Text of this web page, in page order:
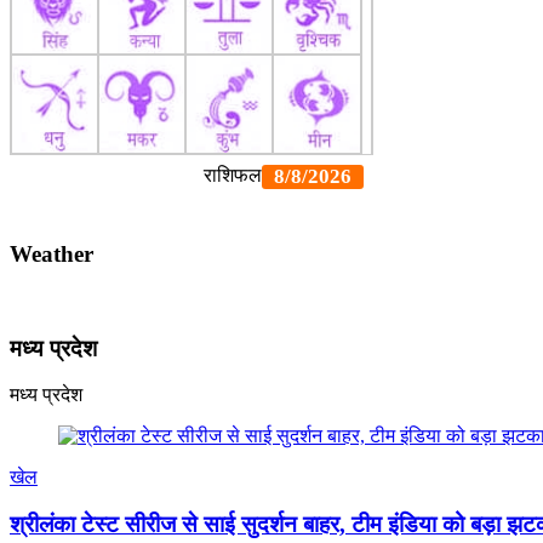
Weather
मध्य प्रदेश
मध्य प्रदेश
खेल
श्रीलंका टेस्ट सीरीज से साई सुदर्शन बाहर, टीम इंडिया को बड़ा